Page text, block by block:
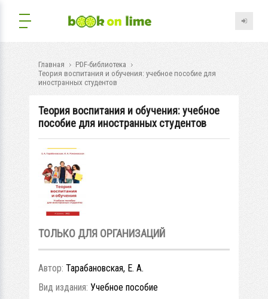
Главная
PDF-библиотека
Теория воспитания и обучения: учебное пособие для
иностранных студентов
Теория воспитания и обучения: учебное
пособие для иностранных студентов
ТОЛЬКО ДЛЯ ОРГАНИЗАЦИЙ
Автор: Тарабановская, Е. А.
Вид издания: Учебное пособие